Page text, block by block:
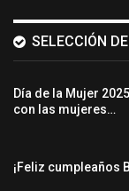
SELECCIÓN
Día de la Mujer
con las mujeres…
¡Feliz cumpleaños